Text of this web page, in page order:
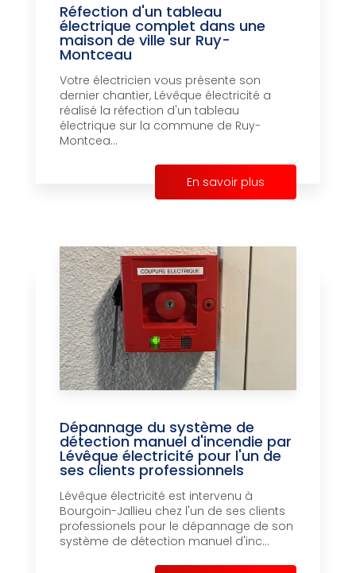
Réfection d'un tableau
électrique complet dans une
maison de ville sur Ruy-
Montceau
Votre électricien vous présente son
dernier chantier, Lévêque électricité a
réalisé la réfection d'un tableau
électrique sur la commune de Ruy-
Montcea...
En savoir plus
Dépannage du système de
détection manuel d'incendie par
Lévêque électricité pour l'un de
ses clients professionnels
Lévêque électricité est intervenu à
Bourgoin-Jallieu chez l'un de ses clients
professionels pour le dépannage de son
système de détection manuel d'inc...